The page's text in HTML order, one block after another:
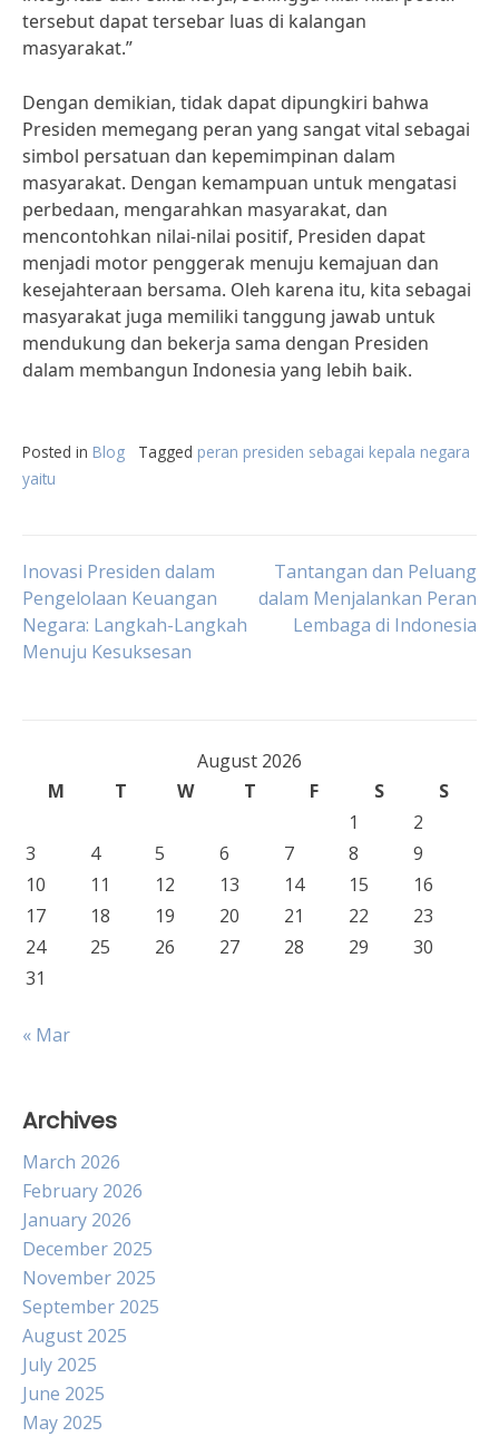
tersebut dapat tersebar luas di kalangan
masyarakat.”
Dengan demikian, tidak dapat dipungkiri bahwa
Presiden memegang peran yang sangat vital sebagai
simbol persatuan dan kepemimpinan dalam
masyarakat. Dengan kemampuan untuk mengatasi
perbedaan, mengarahkan masyarakat, dan
mencontohkan nilai-nilai positif, Presiden dapat
menjadi motor penggerak menuju kemajuan dan
kesejahteraan bersama. Oleh karena itu, kita sebagai
masyarakat juga memiliki tanggung jawab untuk
mendukung dan bekerja sama dengan Presiden
dalam membangun Indonesia yang lebih baik.
Posted in Blog Tagged peran presiden sebagai kepala negara
yaitu
Post
navigation
Inovasi Presiden dalam
Pengelolaan Keuangan
Negara: Langkah-Langkah
Menuju Kesuksesan
Tantangan dan Peluang
dalam Menjalankan Peran
Lembaga di Indonesia
August 2026
M
T W T F S
S
1
2
3
4 5 6 7 8
9
10
11 12 13 14 15
16
17
18 19 20 21 22
23
24
25 26 27 28 29
30
31
« Mar
Archives
March 2026
February 2026
January 2026
December 2025
November 2025
September 2025
August 2025
July 2025
June 2025
May 2025